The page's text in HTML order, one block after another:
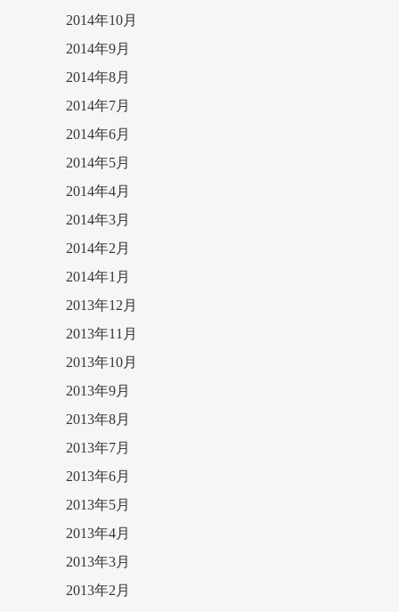
2014年10月
2014年9月
2014年8月
2014年7月
2014年6月
2014年5月
2014年4月
2014年3月
2014年2月
2014年1月
2013年12月
2013年11月
2013年10月
2013年9月
2013年8月
2013年7月
2013年6月
2013年5月
2013年4月
2013年3月
2013年2月